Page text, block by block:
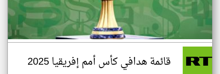
قائمة هدافي كأس أمم إفريقيا 2025